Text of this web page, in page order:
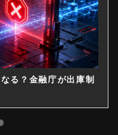
る？金融庁が出庫制